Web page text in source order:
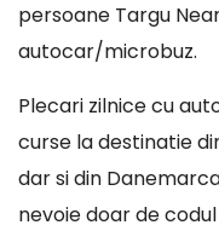
persoane Targu
autocar/microbuz.
Plecari zilnice cu
curse la destinatie
dar si din
nevoie doar de